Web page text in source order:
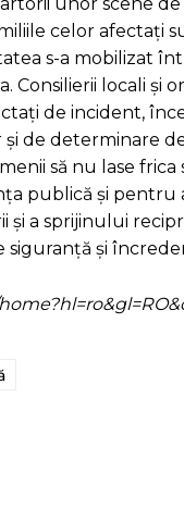
unor scene
celor afectați
s-a mobilizat
Consilierii locali
de incident,
de determinare
să nu lase
publică și pentru
a sprijinului
siguranță și